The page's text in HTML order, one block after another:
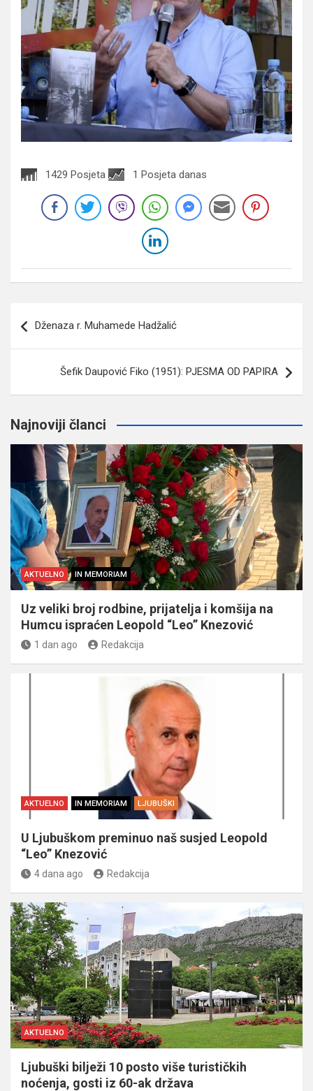
1429 Posjeta 1 Posjeta danas
članaka
Dženaza r. Muhamede Hadžalić
Šefik Daupović Fiko (1951): PJESMA OD PAPIRA
Najnoviji članci
AKTUELNO IN MEMORIAM
Uz veliki broj rodbine, prijatelja i komšija na
Humcu ispraćen Leopold “Leo” Knezović
1 dan ago Redakcija
AKTUELNO IN MEMORIAM LJUBUŠKI
U Ljubuškom preminuo naš susjed Leopold
“Leo” Knezović
4 dana ago Redakcija
AKTUELNO
Ljubuški bilježi 10 posto više turističkih
noćenja, gosti iz 60-ak država